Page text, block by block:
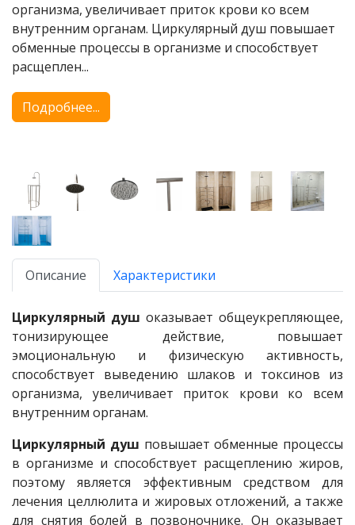
организма, увеличивает приток крови ко всем
внутренним органам. Циркулярный душ повышает
обменные процессы в организме и способствует
расщеплен...
Подробнее...
Описание Характеристики
Циркулярный душ оказывает общеукрепляющее,
тонизирующее действие, повышает
эмоциональную и физическую активность,
способствует выведению шлаков и токсинов из
организма, увеличивает приток крови ко всем
внутренним органам.
Циркулярный душ повышает обменные процессы
в организме и способствует расщеплению жиров,
поэтому является эффективным средством для
лечения целлюлита и жировых отложений, а также
для снятия болей в позвоночнике. Он оказывает